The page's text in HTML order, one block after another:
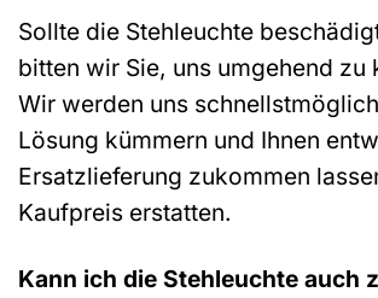
Sollte die Stehleuchte
bitten wir Sie, uns umgehend zu
Wir werden uns
Lösung kümmern und Ihnen
Ersatzlieferung zukommen
Kaufpreis erstatten.
Kann ich die Stehleuchte auch